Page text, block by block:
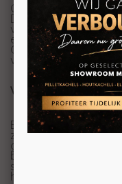
Of uw huis nu wel of
DRU Global 120 BF,
voorzijde, is
een prettige warmte
Global Truflame
vlammen met een
Verschillende opties
Bij deze haard zijn
zijn er diverse
gashaard naar wens
bijvoorbeeld voor
spiegeling van de
haard.